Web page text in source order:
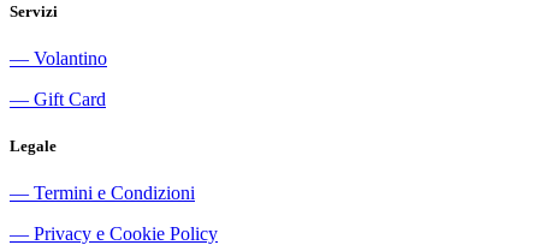
Servizi
― Volantino
― Gift Card
Legale
― Termini e Condizioni
― Privacy e Cookie Policy